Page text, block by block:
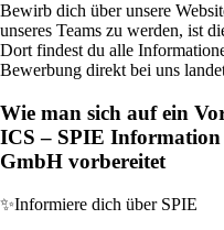
Bewirb dich über unsere
unseres Teams zu werden, ist
Dort findest du alle
Bewerbung direkt bei uns
Wie man sich auf ein
ICS – SPIE
GmbH vorbereitet
✨Informiere dich über SPIE